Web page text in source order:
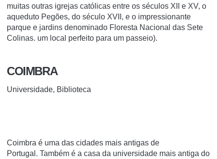
muitas outras igrejas católicas entre os séculos XII e XV, o
aqueduto Pegões, do século XVII, e o impressionante
parque e jardins denominado Floresta Nacional das Sete
Colinas. um local perfeito para um passeio).
COIMBRA
Universidade, Biblioteca
Coimbra é uma das cidades mais antigas de
Portugal. Também é a casa da universidade mais antiga do